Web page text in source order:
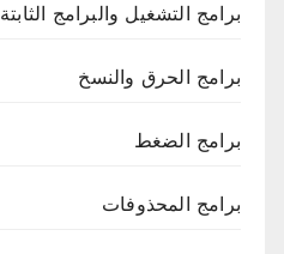
برامج التشغيل والبرامج الثابتة
برامج الحرق والنسخ
برامج الضغط
برامج المحذوفات